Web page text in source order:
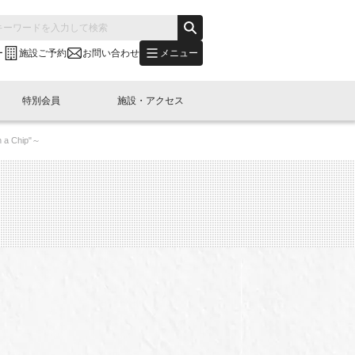
施設ご予約 お問い合わせ メニュー
別会員開催
展・参加
"LINK-BioBAY TOKYO"？
(News Letter)
コラム
ュース・事業紹介
ベント
LINK-J WEST
容
本橋エリアについて
特別会員
し込み
施設・アクセス
予約
a Chip"～